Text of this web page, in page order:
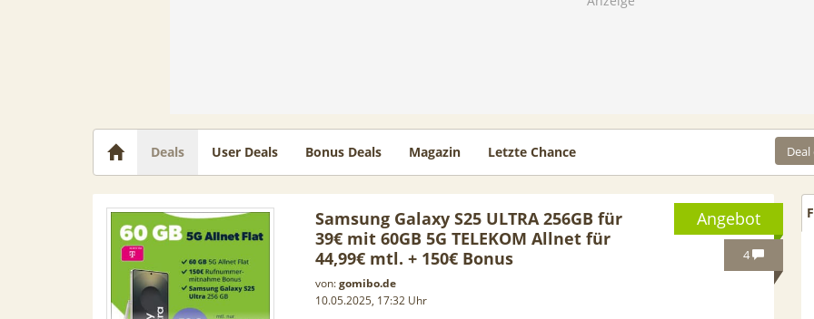
Deals User Deals Bonus Deals Magazin Letzte Chance
Angebot
4
Samsung Galaxy S25 ULTRA 256GB für
39€ mit 60GB 5G TELEKOM Allnet für
44,99€ mtl. + 150€ Bonus
von:gomibo.de
10.05.2025, 17:32 Uhr